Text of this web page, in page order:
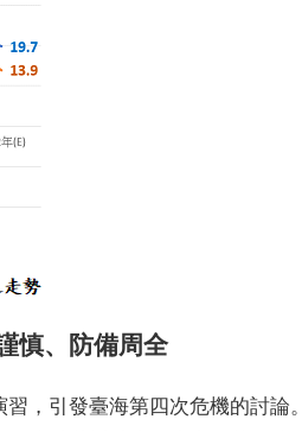
慎、防備周全
，引發臺海第四次危機的討論